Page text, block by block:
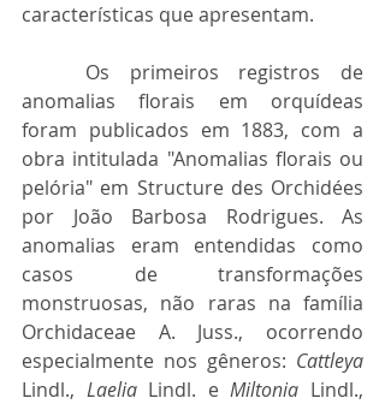
características que apresentam.
anomalias florais em orquídeas
foram publicados em 1883, com a
obra intitulada "Anomalias florais ou
pelória" em Structure des Orchidées
por João Barbosa Rodrigues. As
anomalias eram entendidas como
casos de transformações
monstruosas, não raras na família
Orchidaceae A. Juss., ocorrendo
especialmente nos gêneros: Cattleya
Lindl., Laelia Lindl. e Miltonia Lindl.,